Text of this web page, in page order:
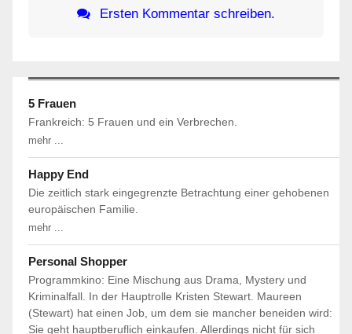
Ersten Kommentar schreiben.
5 Frauen
Frankreich: 5 Frauen und ein Verbrechen.
mehr ...
Happy End
Die zeitlich stark eingegrenzte Betrachtung einer gehobenen
europäischen Familie.
mehr ...
Personal Shopper
Programmkino: Eine Mischung aus Drama, Mystery und
Kriminalfall. In der Hauptrolle Kristen Stewart. Maureen
(Stewart) hat einen Job, um dem sie mancher beneiden wird:
Sie geht hauptberuflich einkaufen. Allerdings nicht für sich